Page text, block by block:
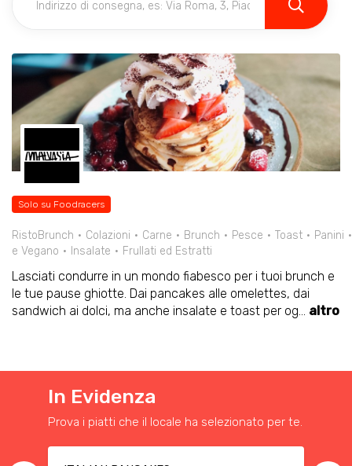
Solo su Foodracers
RistoBrunch Colazioni Carne Brunch Pesce Toast
Panini
e Vegano
Insalate Frullati ed Estratti
Lasciati condurre in un mondo fiabesco per i tuoi brunch e
le tue pause ghiotte. Dai pancakes alle omelettes, dai
sandwich ai dolci, ma anche insalate e toast per og... altro
In Evidenza
Prova i piatti che il locale ha selezionato per te.